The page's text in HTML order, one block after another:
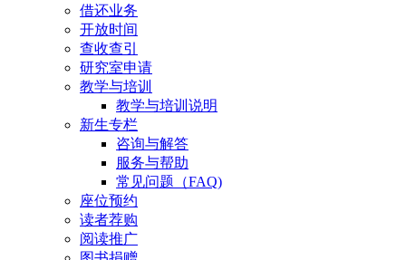
借还业务
开放时间
查收查引
研究室申请
教学与培训
教学与培训说明
新生专栏
咨询与解答
服务与帮助
常见问题（FAQ)
座位预约
读者荐购
阅读推广